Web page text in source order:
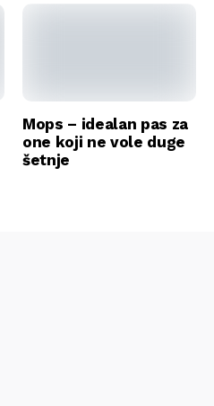
Mops – idealan pas za
one koji ne vole duge
šetnje